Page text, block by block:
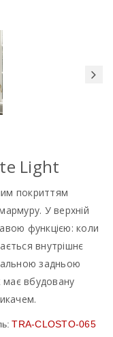
Light
покриттям
У верхній
функцією: коли
внутрішнє
задньою
вбудовану
TRA-CLOSTO-065